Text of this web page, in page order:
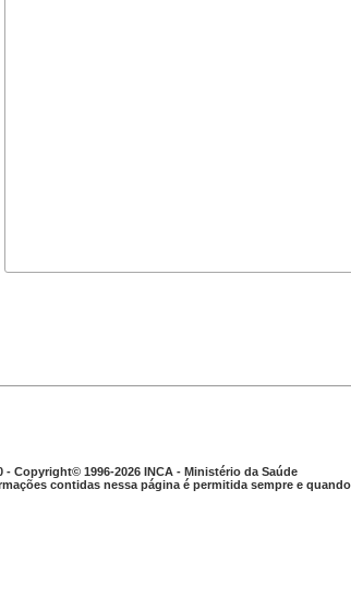
- Copyright© 1996-2026 INCA - Ministério da Saúde
contidas nessa página é permitida sempre e